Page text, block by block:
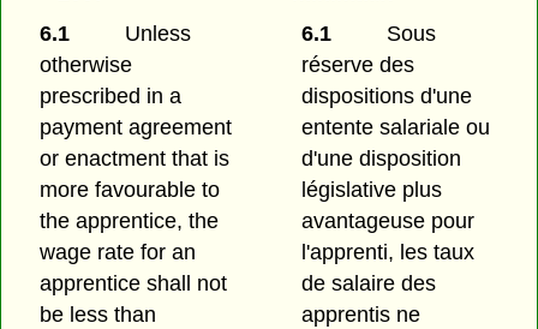
6.1
Unless
otherwise
prescribed in a
payment agreement
or enactment that is
more favourable to
the apprentice, the
wage rate for an
apprentice shall not
be less than
6.1
Sous
réserve des
dispositions d'une
entente salariale ou
d'une disposition
législative plus
avantageuse pour
l'apprenti, les taux
de salaire des
apprentis ne